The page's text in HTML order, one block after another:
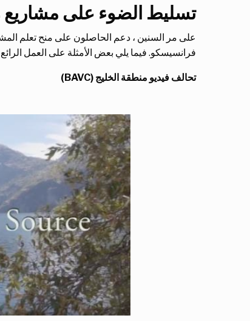
تسليط الضوء على مشاريع
على مر السنين ، دعم الحاصلون على منح تعلم
فرانسيسكو. فيما يلي بعض الأمثلة على العمل
تحالف فيديو منطقة الخليج (BAVC)